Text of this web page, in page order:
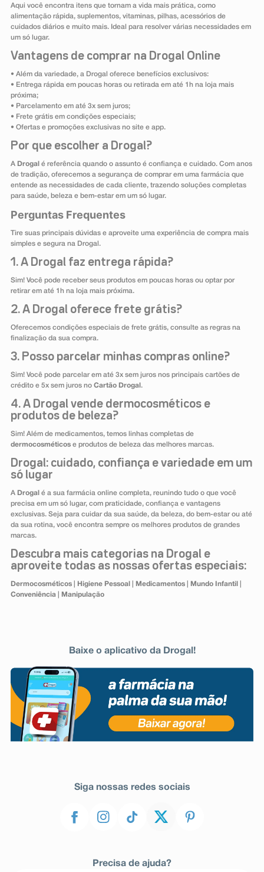
Aqui você encontra itens que tornam a vida mais prática, como
alimentação rápida, suplementos, vitaminas, pilhas, acessórios de
cuidados diários e muito mais. Ideal para resolver várias necessidades em
um só lugar.
Vantagens de comprar na Drogal Online
• Além da variedade, a Drogal oferece benefícios exclusivos:
• Entrega rápida em poucas horas ou retirada em até 1h na loja mais
próxima;
• Parcelamento em até 3x sem juros;
• Frete grátis em condições especiais;
• Ofertas e promoções exclusivas no site e app.
Por que escolher a Drogal?
A Drogal é referência quando o assunto é confiança e cuidado. Com anos
de tradição, oferecemos a segurança de comprar em uma farmácia que
entende as necessidades de cada cliente, trazendo soluções completas
para saúde, beleza e bem-estar em um só lugar.
Perguntas Frequentes
Tire suas principais dúvidas e aproveite uma experiência de compra mais
simples e segura na Drogal.
1. A Drogal faz entrega rápida?
Sim! Você pode receber seus produtos em poucas horas ou optar por
retirar em até 1h na loja mais próxima.
2. A Drogal oferece frete grátis?
Oferecemos condições especiais de frete grátis, consulte as regras na
finalização da sua compra.
3. Posso parcelar minhas compras online?
Sim! Você pode parcelar em até 3x sem juros nos principais cartões de
crédito e 5x sem juros no Cartão Drogal .
4. A Drogal vende dermocosméticos e
produtos de beleza?
Sim! Além de medicamentos, temos linhas completas de
dermocosméticose produtos de beleza das melhores marcas.
Drogal: cuidado, confiança e variedade em um
só lugar
A Drogal é a sua farmácia online completa, reunindo tudo o que você
precisa em um só lugar, com praticidade, confiança e vantagens
exclusivas. Seja para cuidar da sua saúde, da beleza, do bem-estar ou até
da sua rotina, você encontra sempre os melhores produtos de grandes
marcas.
Descubra mais categorias na Drogal e
aproveite todas as nossas ofertas especiais:
Dermocosméticos| Higiene Pessoal Medicamentos| Mundo Infantil
Conveniência| Manipulação
Baixe o aplicativo da Drogal!
Siga nossas redes sociais
Precisa de ajuda?